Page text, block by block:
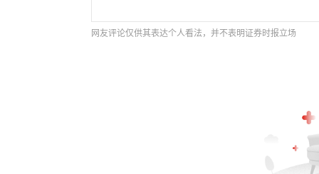
网友评论仅供其表达个人看法，并不表明证券时报立场